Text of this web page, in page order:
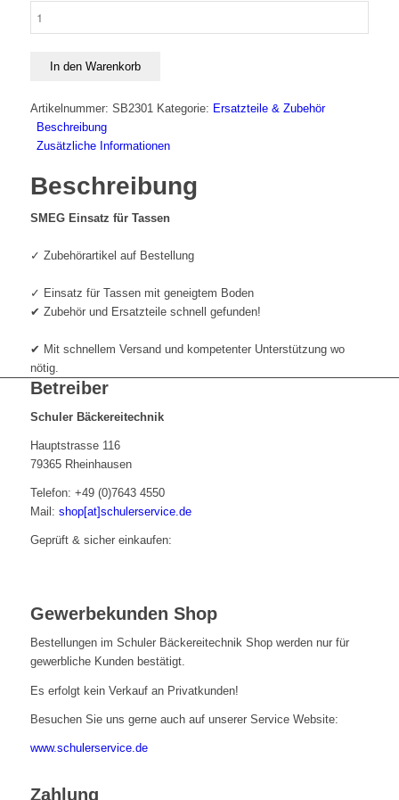
TassenIn den Warenkorb
Artikelnummer: SB2301 Kategorie: Ersatzteile & Zubehör
Beschreibung
Zusätzliche Informationen
Beschreibung
SMEG Einsatz für Tassen
✓ Zubehörartikel auf Bestellung
✓ Einsatz für Tassen mit geneigtem Boden
✔ Zubehör und Ersatzteile schnell gefunden!
✔ Mit schnellem Versand und kompetenter Unterstützung wo
nötig.
Betreiber
Schuler Bäckereitechnik
Hauptstrasse 116
79365 Rheinhausen
Telefon: +49 (0)7643 4550
Mail: shop[at]schulerservice.de
Geprüft & sicher einkaufen:
Gewerbekunden Shop
Bestellungen im Schuler Bäckereitechnik Shop werden nur für
gewerbliche Kunden bestätigt.
Es erfolgt kein Verkauf an Privatkunden!
Besuchen Sie uns gerne auch auf unserer Service Website:
www.schulerservice.de
Zahlung